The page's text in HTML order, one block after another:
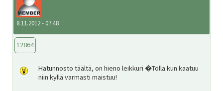
8.11.2012 - 07:48
12864
Hatunnosto täältä, on hieno leikkuri �Tolla kun kaatuu
niin kyllä varmasti maistuu!